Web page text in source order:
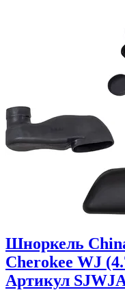
Шноркель
Cherokee WJ
Артикул